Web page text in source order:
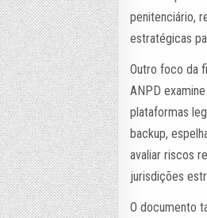
penitenciário,
estratégicas
Outro foco da
ANPD
plataformas
backup,
avaliar riscos
jurisdições
O documento